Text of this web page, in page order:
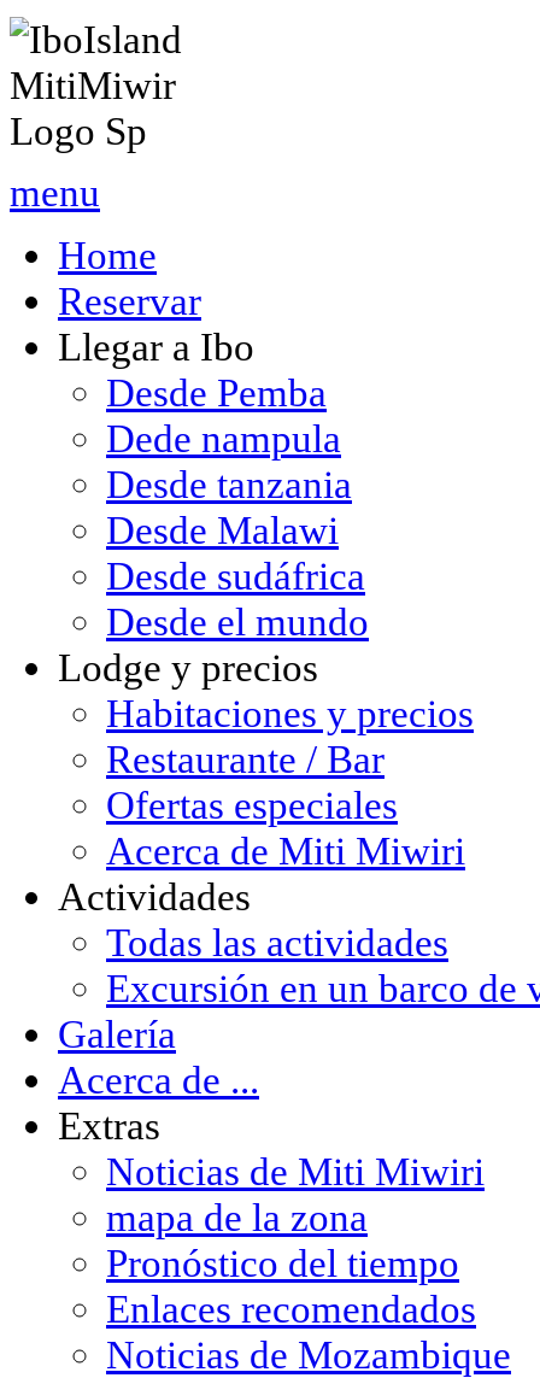
menu
Home
Reservar
Llegar a Ibo
Desde Pemba
Dede nampula
Desde tanzania
Desde Malawi
Desde sudáfrica
Desde el mundo
Lodge y precios
Habitaciones y precios
Restaurante / Bar
Ofertas especiales
Acerca de Miti Miwiri
Actividades
Todas las actividades
Excursión en un barco de
Galería
Acerca de ...
Extras
Noticias de Miti Miwiri
mapa de la zona
Pronóstico del tiempo
Enlaces recomendados
Noticias de Mozambique